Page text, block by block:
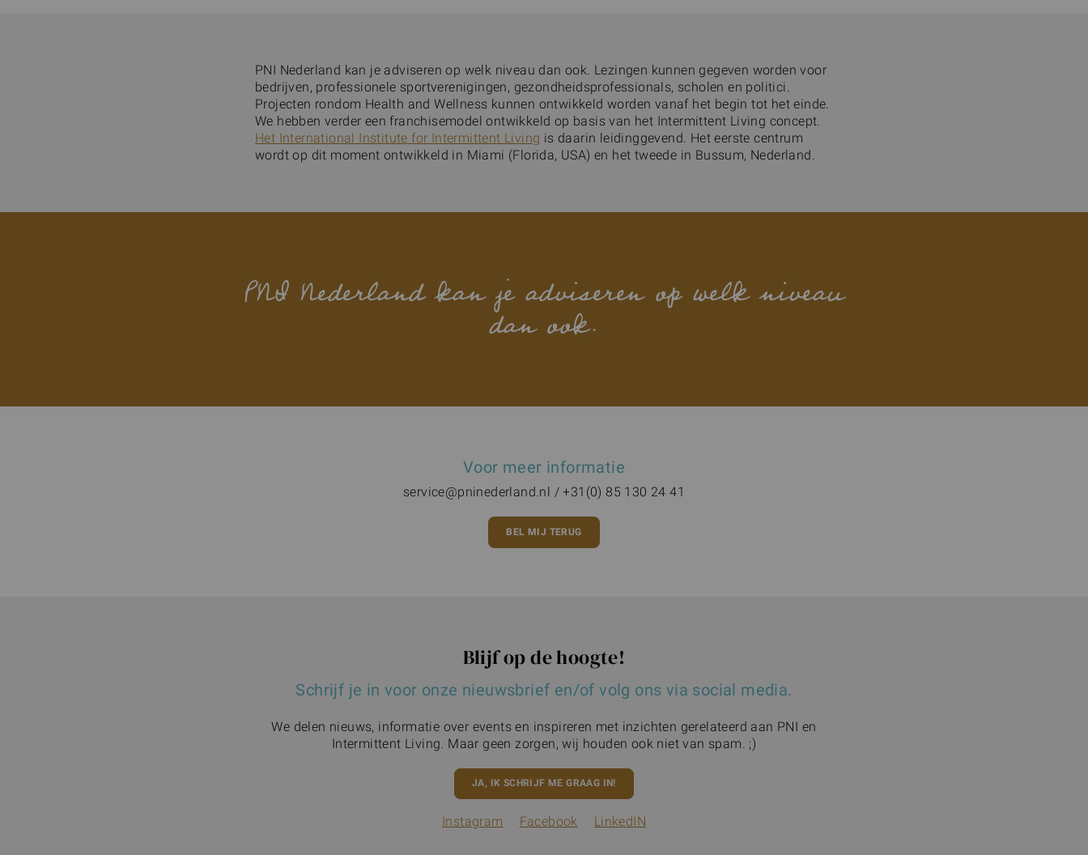
PNI Nederland kan je adviseren op welk niveau dan ook. Lezingen kunnen gegeven worden voor
bedrijven, professionele sportverenigingen, gezondheidsprofessionals, scholen en politici.
Projecten rondom Health and Wellness kunnen ontwikkeld worden vanaf het begin tot het einde.
We hebben verder een franchisemodel ontwikkeld op basis van het Intermittent Living concept.
Het International Institute for Intermittent Living is daarin leidinggevend. Het eerste centrum
wordt op dit moment ontwikkeld in Miami (Florida, USA) en het tweede in Bussum, Nederland.
PNI Nederland kan je adviseren op welk niveau
dan ook.
Voor meer informatie
service@pninederland.nl / +31(0) 85 130 24 41
BEL MIJ TERUG
Blijf op de hoogte!
Schrijf je in voor onze nieuwsbrief en/of volg ons via social media.
We delen nieuws, informatie over events en inspireren met inzichten gerelateerd aan PNI en
Intermittent Living. Maar geen zorgen, wij houden ook niet van spam. ;)
JA, IK SCHRIJF ME GRAAG IN!
Instagram Facebook LinkedIN